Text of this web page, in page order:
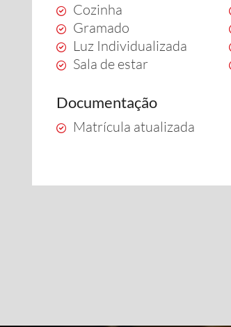
Cozinha
Gramado
Luz Individualizada
Sala de estar
Documentação
Matrícula atualizada